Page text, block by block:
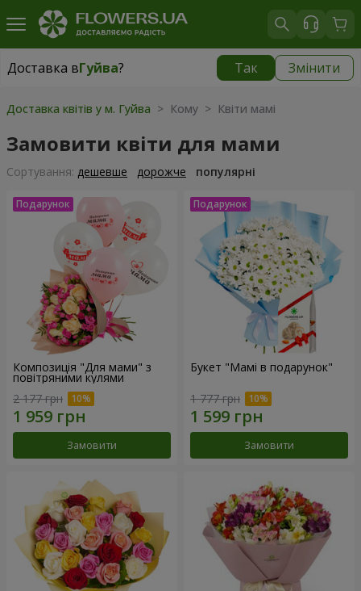
Доставка вГуйва? Так Змінити
Доставка вГуйва
Доставка квітів у м. Гуйва > Кому > Квіти мамі
Замовити квіти для мами
Сортування: дешевше дорожче популярні
Композиція "Для мами" з
повітряними кулями
2 177 грн
Замовити
Букет "Мамі в подарунок"
1 777 грн
Замовити